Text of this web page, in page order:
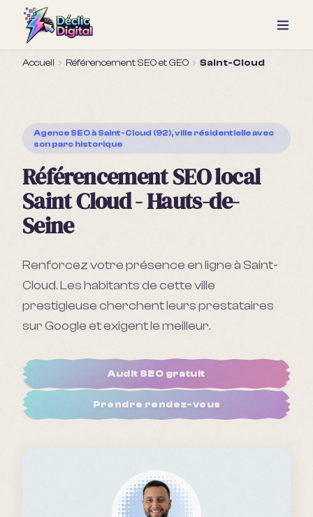
Accueil Référencement SEO et GEO Saint-Cloud
Agence SEOà Saint-Cloud (92), ville résidentielle avec
son parc historique
Référencement SEO local
Saint Cloud - Hauts-de-
Seine
Renforcez votre présence en ligne à Saint-
Cloud. Les habitants de cette ville
prestigieuse cherchent leurs prestataires
sur Google et exigent le meilleur.
Audit SEO gratuit
Prendre rendez-vous